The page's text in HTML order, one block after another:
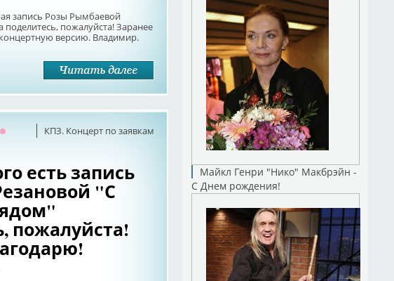
запись Розы Рымбаевой
пожалуйста! Заранее
версию. Владимир.
КПЗ. Концерт по заявкам
Оффлайн
есть запись
"С
пожалуйста!
Майкл Генри "Нико" Макбрэйн -
С Днем рождения!